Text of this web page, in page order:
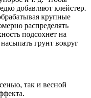
добавляют клейстер.
крупные
распределять
подсохнет на
грунт вокруг
так и весной